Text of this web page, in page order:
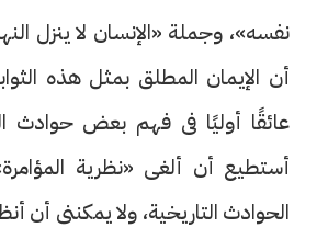
نفسه»، وجملة «الإنسان لا ينزل
أن الإيمان المطلق بمثل هذه
عائقًا أوليًا فى فهم بعض حوادث
أستطيع أن ألغى «نظرية
الحوادث التاريخية، ولا يمكننى أن